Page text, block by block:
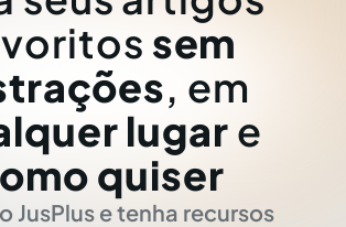
sem
, em
lugar e
quiser
JusPlus e tenha recursos